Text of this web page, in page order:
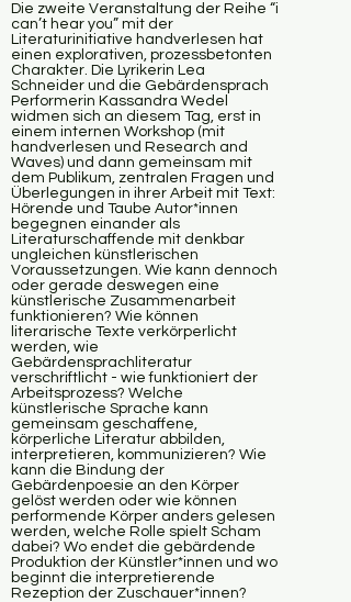
Die zweite Veranstaltung der Reihe “i
can’t hear you” mit der
Literaturinitiative handverlesen hat
einen explorativen, prozessbetonten
Charakter. Die Lyrikerin Lea
Schneider und die Gebärdensprach
Performerin Kassandra Wedel
widmen sich an diesem Tag, erst in
einem internen Workshop (mit
handverlesen und Research and
Waves) und dann gemeinsam mit
dem Publikum, zentralen Fragen und
Überlegungen in ihrer Arbeit mit Text:
Hörende und Taube Autor*innen
begegnen einander als
Literaturschaffende mit denkbar
ungleichen künstlerischen
Voraussetzungen. Wie kann dennoch
oder gerade deswegen eine
künstlerische Zusammenarbeit
funktionieren? Wie können
literarische Texte verkörperlicht
werden, wie
Gebärdensprachliteratur
verschriftlicht - wie funktioniert der
Arbeitsprozess? Welche
künstlerische Sprache kann
gemeinsam geschaffene,
körperliche Literatur abbilden,
interpretieren, kommunizieren? Wie
kann die Bindung der
Gebärdenpoesie an den Körper
gelöst werden oder wie können
performende Körper anders gelesen
werden, welche Rolle spielt Scham
dabei? Wo endet die gebärdende
Produktion der Künstler*innen und wo
beginnt die interpretierende
Rezeption der Zuschauer*innen?